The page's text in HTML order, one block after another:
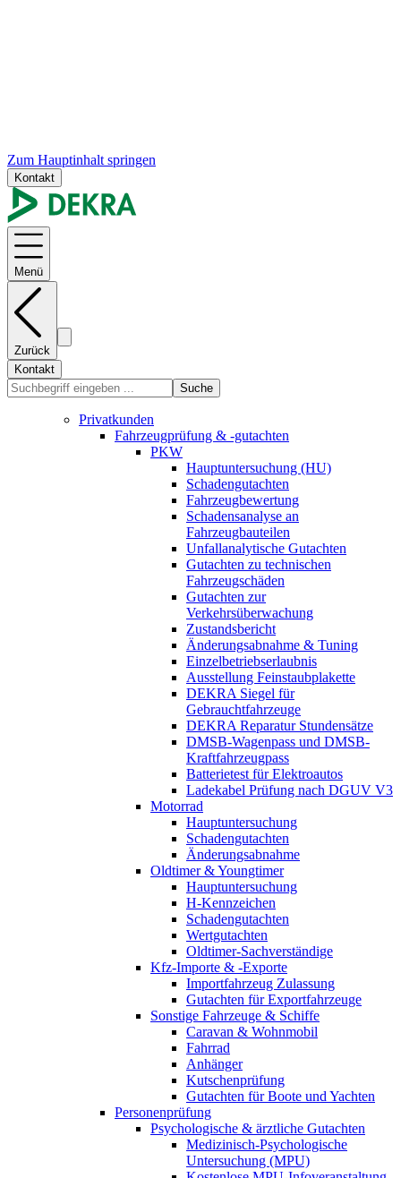
Zum Hauptinhalt springen
Kontakt
Menü
Zurück
Kontakt
Suche
Privatkunden
Fahrzeugprüfung & -gutachten
PKW
Hauptuntersuchung (HU)
Schadengutachten
Fahrzeugbewertung
Schadensanalyse an
Fahrzeugbauteilen
Unfallanalytische Gutachten
Gutachten zu technischen
Fahrzeugschäden
Gutachten zur
Verkehrsüberwachung
Zustandsbericht
Änderungsabnahme & Tuning
Einzelbetriebserlaubnis
Ausstellung Feinstaubplakette
DEKRA Siegel für
Gebrauchtfahrzeuge
DEKRA Reparatur Stundensätze
DMSB-Wagenpass und DMSB-
Kraftfahrzeugpass
Batterietest für Elektroautos
Ladekabel Prüfung nach DGUV V3
Motorrad
Hauptuntersuchung
Schadengutachten
Änderungsabnahme
Oldtimer & Youngtimer
Hauptuntersuchung
H-Kennzeichen
Schadengutachten
Wertgutachten
Oldtimer-Sachverständige
Kfz-Importe & -Exporte
Importfahrzeug Zulassung
Gutachten für Exportfahrzeuge
Sonstige Fahrzeuge & Schiffe
Caravan & Wohnmobil
Fahrrad
Anhänger
Kutschenprüfung
Gutachten für Boote und Yachten
Personenprüfung
Psychologische & ärztliche Gutachten
Medizinisch-Psychologische
Untersuchung (MPU)